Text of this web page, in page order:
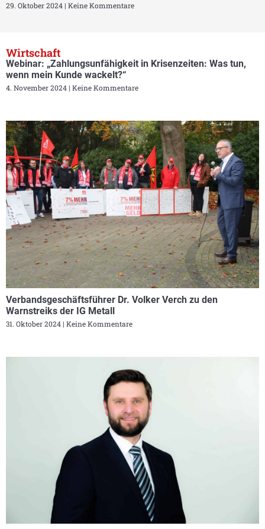
29. Oktober 2024 Keine Kommentare
Wirtschaft
Webinar: „Zahlungsunfähigkeit in Krisenzeiten: Was tun,
wenn mein Kunde wackelt?“
4. November 2024 Keine Kommentare
Verbandsgeschäftsführer Dr. Volker Verch zu den
Warnstreiks der IG Metall
31. Oktober 2024 Keine Kommentare